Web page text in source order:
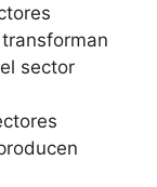
sector